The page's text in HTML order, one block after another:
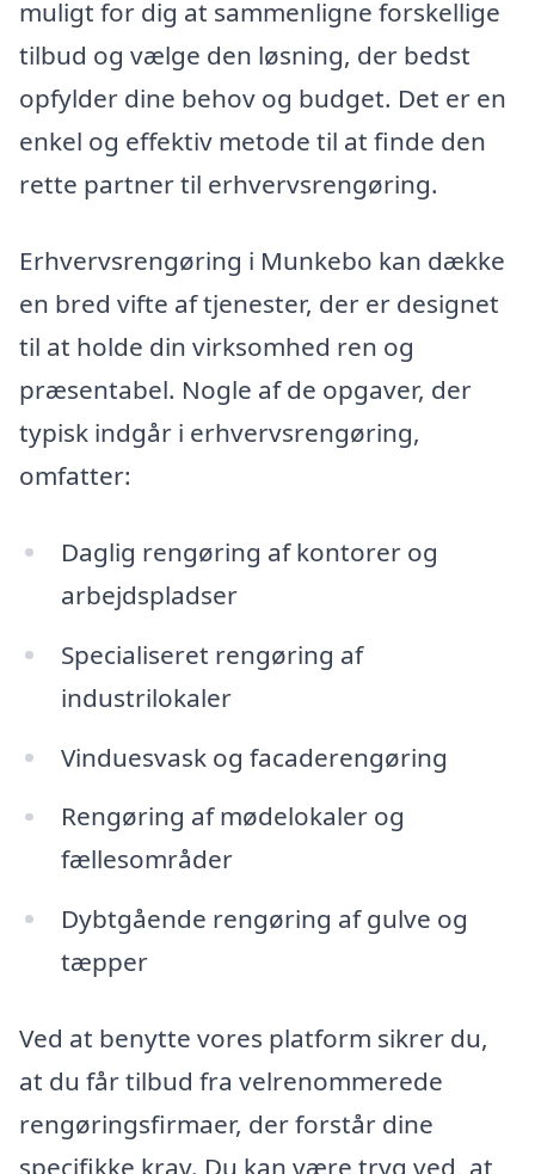
muligt for dig at sammenligne forskellige
tilbud og vælge den løsning, der bedst
opfylder dine behov og budget. Det er en
enkel og effektiv metode til at finde den
rette partner til erhvervsrengøring.
Erhvervsrengøring i Munkebo kan dække
en bred vifte af tjenester, der er designet
til at holde din virksomhed ren og
præsentabel. Nogle af de opgaver, der
typisk indgår i erhvervsrengøring,
omfatter:
Daglig rengøring af kontorer og
arbejdspladser
Specialiseret rengøring af
industrilokaler
Vinduesvask og facaderengøring
Rengøring af mødelokaler og
fællesområder
Dybtgående rengøring af gulve og
tæpper
Ved at benytte vores platform sikrer du,
at du får tilbud fra velrenommerede
rengøringsfirmaer, der forstår dine
specifikke krav. Du kan være tryg ved, at